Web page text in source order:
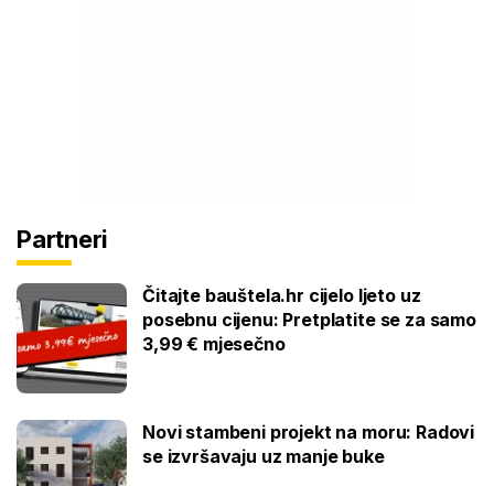
Partneri
Čitajte bauštela.hr cijelo ljeto uz
posebnu cijenu: Pretplatite se za samo
3,99 € mjesečno
Novi stambeni projekt na moru: Radovi
se izvršavaju uz manje buke